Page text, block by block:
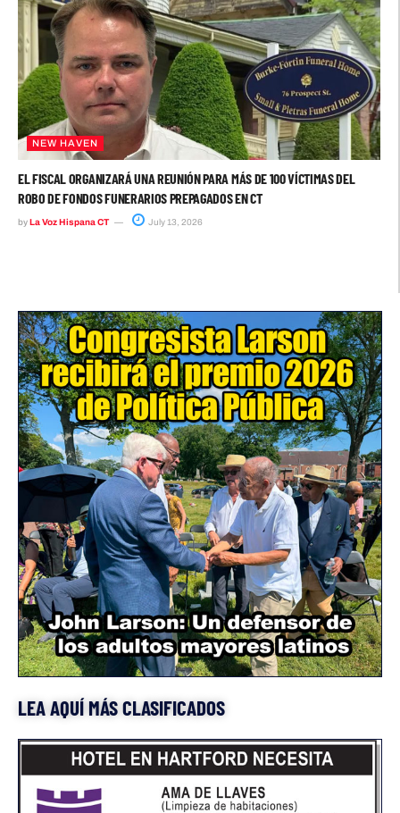
NEW HAVEN
EL FISCAL ORGANIZARÁ UNA REUNIÓN PARA MÁS DE 100 VÍCTIMAS DEL
ROBO DE FONDOS FUNERARIOS PREPAGADOS EN CT
byLa Voz Hispana CT July 13, 2026
LEA AQUÍ MÁS CLASIFICADOS